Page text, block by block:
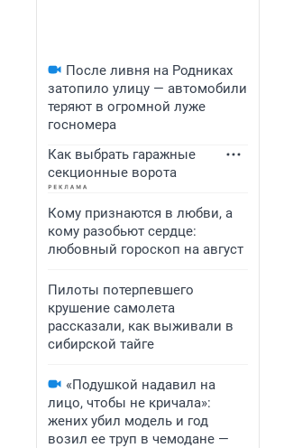
После ливня на Родниках
затопило улицу — автомобили
теряют в огромной луже
госномера
Как выбрать гаражные
секционные ворота
Кому признаются в любви, а
кому разобьют сердце:
любовный гороскоп на август
Пилоты потерпевшего
крушение самолета
рассказали, как выживали в
сибирской тайге
«Подушкой надавил на
лицо, чтобы не кричала»:
жених убил модель и год
возил ее труп в чемодане —